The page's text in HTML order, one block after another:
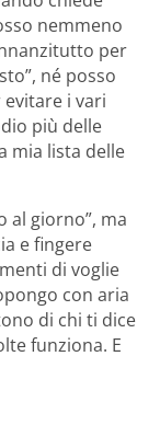
nemmeno
per
né posso
i vari
più delle
mia lista delle
al giorno”, ma
e fingere
di voglie
con aria
di chi ti dice
funziona. E